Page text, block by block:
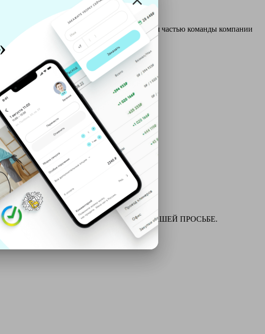
и только после этого становятся частью команды компании
с собой:
аппарат для химчистки и многое другое ПО ВАШЕЙ ПРОСЬБЕ.